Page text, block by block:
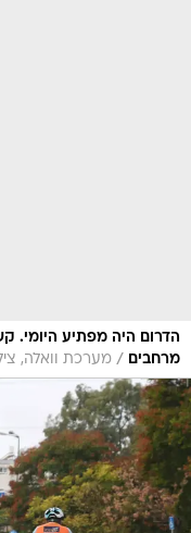
הדרום היה מפתיע היומי.
מרחבים
/ מערכת וואלה,